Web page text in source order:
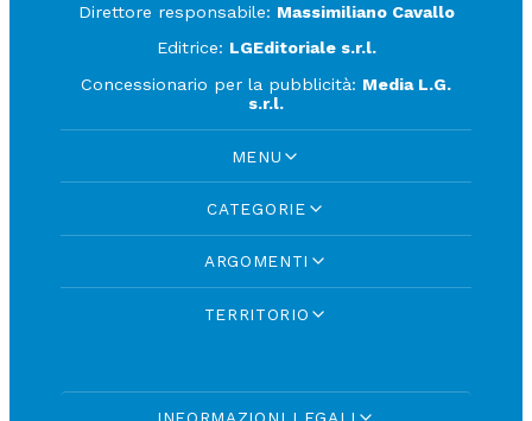
Direttore responsabile: Massimiliano Cavallo
Editrice: LGEditoriale s.r.l.
Concessionario per la pubblicità: Media L.G.
s.r.l.
MENU
CATEGORIE
ARGOMENTI
TERRITORIO